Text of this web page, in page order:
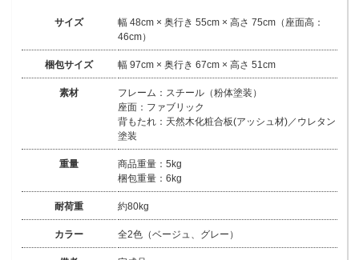
サイズ
幅 48cm × 奥行き 55cm × 高さ 75cm（座面高：
46cm）
梱包サイズ 幅 97cm × 奥行き 67cm × 高さ 51cm
素材
フレーム：スチール（粉体塗装）
座面：ファブリック
背もたれ：天然木化粧合板(アッシュ材)／ウレタン
塗装
重量
商品重量：5kg
梱包重量：6kg
耐荷重 約80kg
カラー 全2色（ベージュ、グレー）